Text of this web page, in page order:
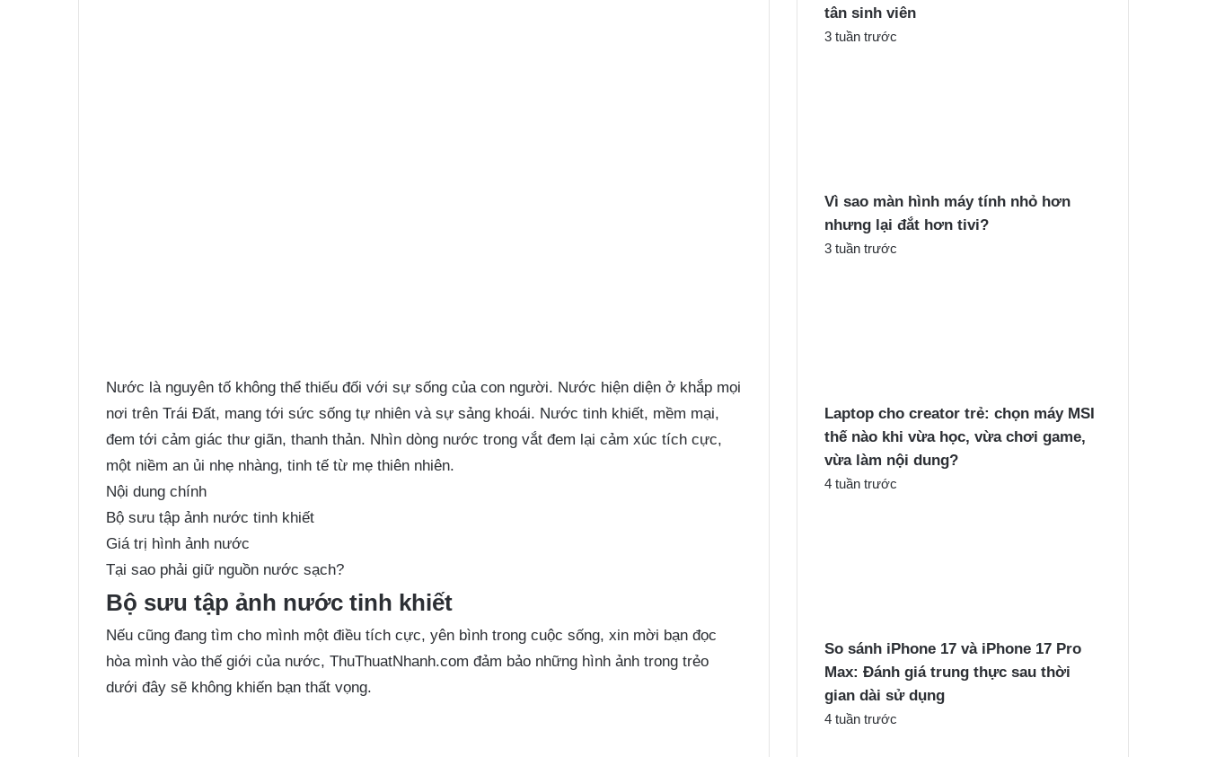
Nước là nguyên tố không thể thiếu đối với sự sống của con người. Nước hiện diện ở khắp mọi
nơi trên Trái Đất, mang tới sức sống tự nhiên và sự sảng khoái. Nước tinh khiết, mềm mại,
đem tới cảm giác thư giãn, thanh thản. Nhìn dòng nước trong vắt đem lại cảm xúc tích cực,
một niềm an ủi nhẹ nhàng, tinh tế từ mẹ thiên nhiên.
Nội dung chính
Bộ sưu tập ảnh nước tinh khiết
Giá trị hình ảnh nước
Tại sao phải giữ nguồn nước sạch?
Bộ sưu tập ảnh nước tinh khiết
Nếu cũng đang tìm cho mình một điều tích cực, yên bình trong cuộc sống, xin mời bạn đọc
hòa mình vào thế giới của nước, ThuThuatNhanh.com đảm bảo những hình ảnh trong trẻo
dưới đây sẽ không khiến bạn thất vọng.
tân sinh viên
3 tuần trước
Vì sao màn hình máy tính nhỏ hơn
nhưng lại đắt hơn tivi?
3 tuần trước
Laptop cho creator trẻ: chọn máy MSI
thế nào khi vừa học, vừa chơi game,
vừa làm nội dung?
4 tuần trước
So sánh iPhone 17 và iPhone 17 Pro
Max: Đánh giá trung thực sau thời
gian dài sử dụng
4 tuần trước